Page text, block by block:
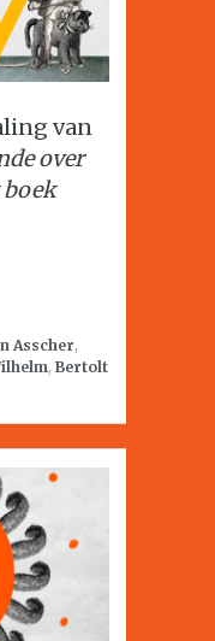
van
over
Asscher,
, Bertolt